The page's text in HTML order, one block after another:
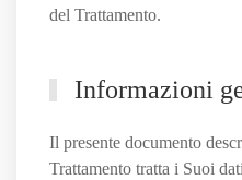
del Trattamento.
Informazioni
Il presente documento
Trattamento tratta i Suoi